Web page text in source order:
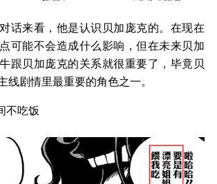
话来看，他是认识贝加庞克的。在现在
可能不会造成什么影响，但在未来贝加
跟贝加庞克的关系就很重要了，毕竟贝
线剧情里最重要的角色之一。
不吃饭